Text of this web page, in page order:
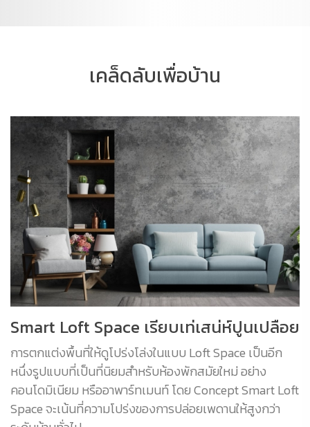
เคล็ดลับเพื่อบ้าน
Smart Loft Space เรียบเท่เสน่ห์ปูนเปลือย
การตกแต่งพื้นที่ให้ดูโปร่งโล่งในแบบ Loft Space เป็นอีก
หนึ่งรูปแบบที่เป็นที่นิยมสำหรับห้องพักสมัยใหม่ อย่าง
คอนโดมิเนียม หรืออาพาร์ทเมนท์ โดย Concept Smart Loft
Space จะเน้นที่ความโปร่งของการปล่อยเพดานให้สูงกว่า